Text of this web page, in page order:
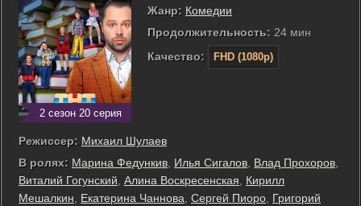
2 сезон 20 серия
Жанр: Комедии
Продолжительность: 24 мин
Качество:
FHD (1080p)
Режиссер: Михаил Шулаев
В ролях: Марина Федункив, Илья Сигалов, Влад Прохоров,
Виталий Гогунский, Алина Воскресенская, Кирилл
Мешалкин, Екатерина Чаннова, Сергей Пиоро, Григорий